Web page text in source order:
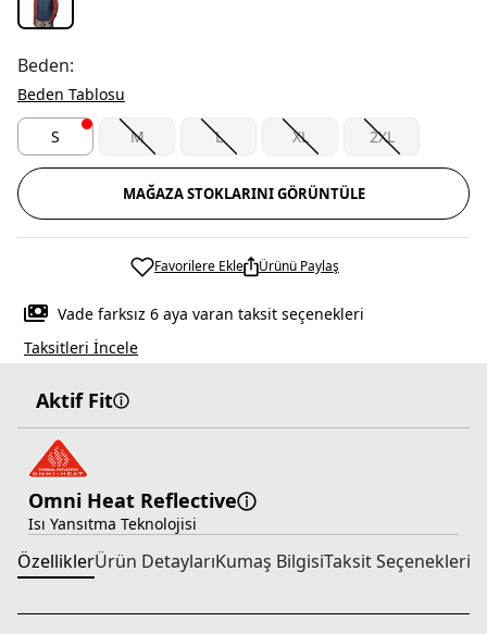
Beden:
Beden Tablosu
S M L XL 2XL
MAĞAZA STOKLARINI GÖRÜNTÜLE
Favorilere Ekle Ürünü Paylaş
Vade farksız 6 aya varan taksit seçenekleri
Taksitleri İncele
Aktif Fit
Omni Heat Reflective
Isı Yansıtma Teknolojisi
ÖzelliklerÜrün DetaylarıKumaş BilgisiTaksit Seçenekleri